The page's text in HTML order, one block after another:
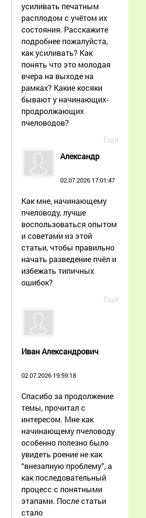
усиливать печатным
расплодом с учётом их
состояния. Расскажите
подробнее пожалуйста,
как усиливать? Как
понять что это молодая
вчера на выходе на
рамках? Какие косяки
бывают у начинающих-
продролжающих
пчеловодов?
Еще
Александр
02.07.2026 17:01:47
Как мне, начинающему
пчеловоду, лучше
воспользоваться опытом
и советами из этой
статьи, чтобы правильно
начать разведение пчёл и
избежать типичных
ошибок?
Еще
Иван Александрович
02.07.2026 19:59:18
Спасибо за продолжение
темы, прочитал с
интересом. Мне как
начинающему пчеловоду
особенно полезно было
увидеть роение не как
“внезапную проблему”, а
как последовательный
процесс с понятными
этапами. После статьи
стало